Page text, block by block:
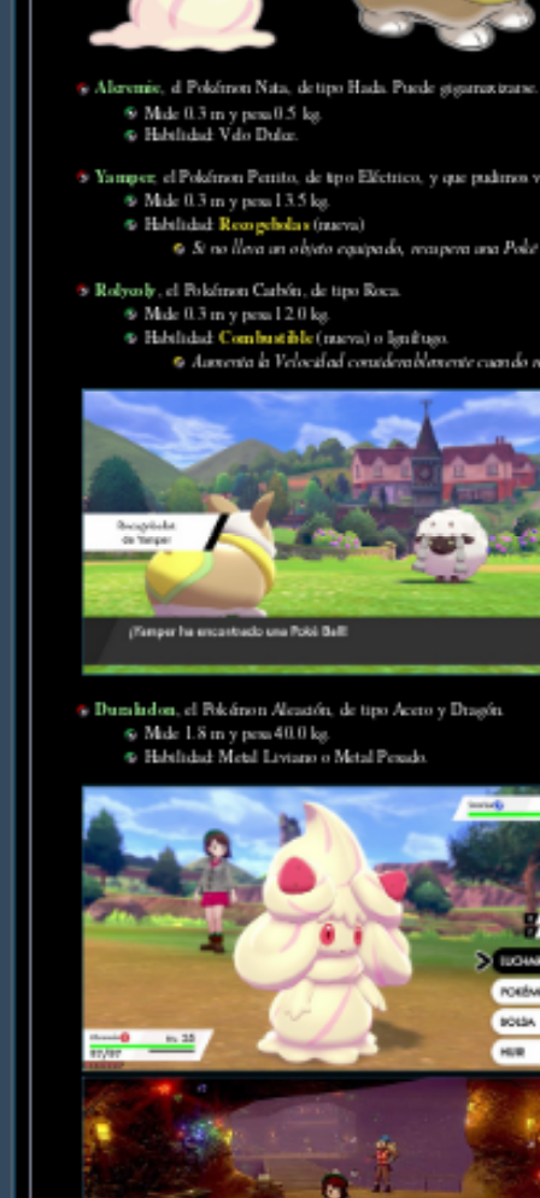
Alcremie, el Pokémon Nata, de tipo Hada. Puede gigamaxizarse.
Mide 0.3 m y pesa 0.5 kg.
Habilidad: Velo Dulce.
Yamper, el Pokémon Perrito, de tipo Eléctrico, y que pudimos
Mide 0.3 m y pesa 13.5 kg.
Habilidad:Recogebolas(nueva)
Si no lleva un objeto equipado, recupera una
Rolycoly, el Pokémon Carbón, de tipo Roca.
Mide 0.3 m y pesa 12.0 kg.
Habilidad:Combustible(nueva) o Ignífugo.
Aumenta la Velocidad considerablemente cuando
Duraludon, el Pokémon Aleación, de tipo Acero y Dragón.
Mide 1.8 m y pesa 40.0 kg.
Habilidad: Metal Liviano o Metal Pesado.